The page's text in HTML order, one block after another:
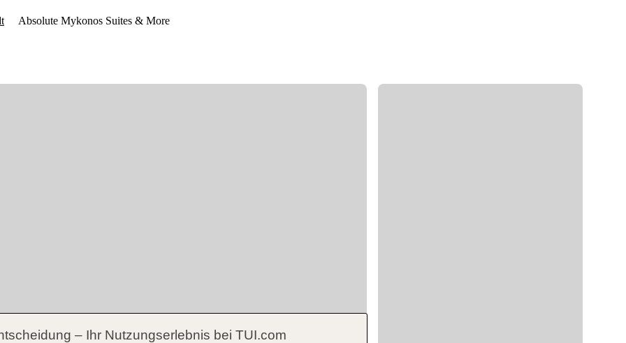
– Ihr Nutzungserlebnis bei TUI.com